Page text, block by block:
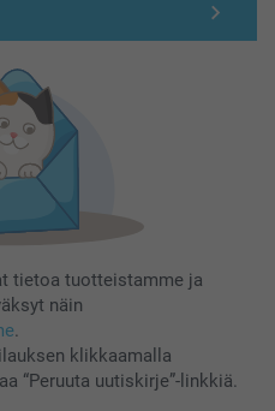
tietoa tuotteistamme ja
näin
.
klikkaamalla
“Peruuta uutiskirje”-linkkiä.